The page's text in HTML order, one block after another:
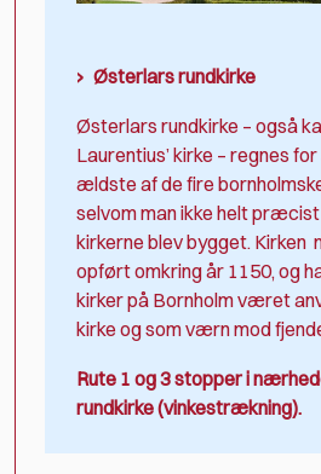
Østerlars rundkirke
Østerlars rundkirke – også
Laurentius’ kirke – regnes
ældste af de fire
selvom man ikke helt
kirkerne blev bygget. Kirken
opført omkring år 1150, og
kirker på Bornholm været
kirke og som værn mod
Rute 1 og 3 stopper i
rundkirke (vinkestrækning).